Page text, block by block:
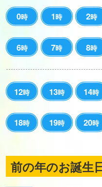
0時 1時 2時
6時 7時 8時
12時 13時 14時
18時 19時 20時
前の年のお誕生